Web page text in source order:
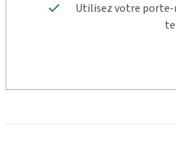
Utilisez votre